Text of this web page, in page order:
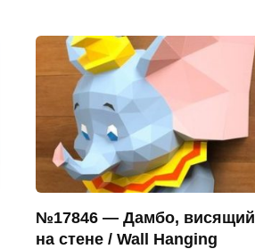
№17846 — Дамбо, висящий
на стене / Wall Hanging